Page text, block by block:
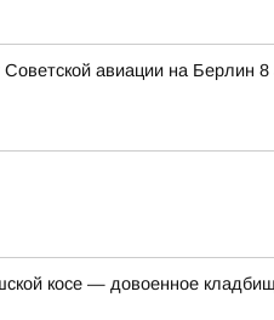
авиации на Берлин 8
косе — довоенное